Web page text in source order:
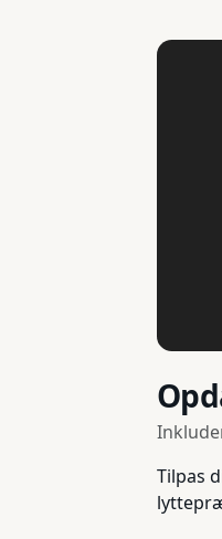
Tilpas